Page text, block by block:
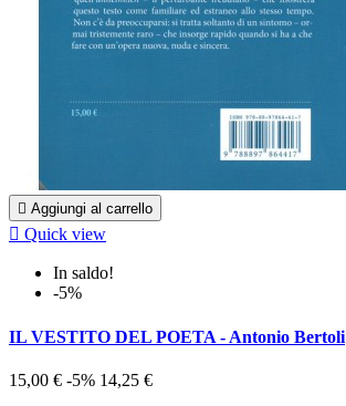
 Aggiungi al carrello
 Quick view
In saldo!
-5%
IL VESTITO DEL POETA - Antonio Bertoli
15,00 € -5% 14,25 €